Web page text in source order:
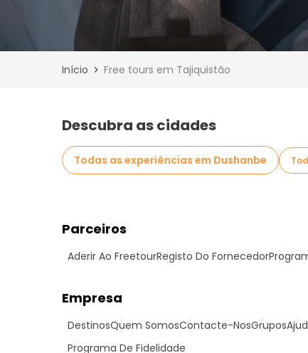
Início Free tours em Tajiquistão
Descubra as cidades
Todas as experiências em Dushanbe
Parceiros
Aderir Ao FreetourRegisto Do Fornecedor
Empresa
DestinosQuem SomosContacte-NosGrupos
Programa De Fidelidade